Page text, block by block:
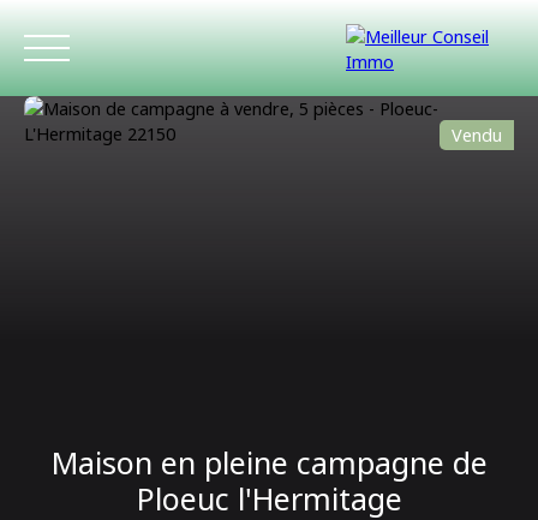
Vendu
Maison en pleine campagne de
Ploeuc l'Hermitage